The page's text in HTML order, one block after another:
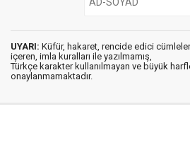
UYARI: Küfür, hakaret, rencide edici
içeren, imla kuralları ile yazılmamış,
Türkçe karakter kullanılmayan ve büyük
onaylanmamaktadır.